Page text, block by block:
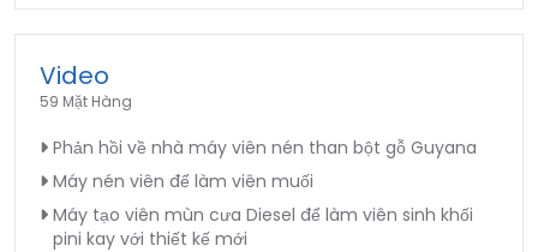
Video
59 Mặt Hàng
Phản hồi về nhà máy viên nén than bột gỗ Guyana
Máy nén viên để làm viên muối
Máy tạo viên mùn cưa Diesel để làm viên sinh khối
pini kay với thiết kế mới